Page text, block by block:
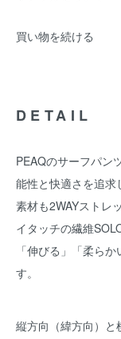
買い物を続ける
DETAIL
PEAQのサーフパン
能性と快適さを追求
素材も2WAYストレ
イタッチの繊維
「伸びる」「柔ら
す。
縦方向（緯方向）